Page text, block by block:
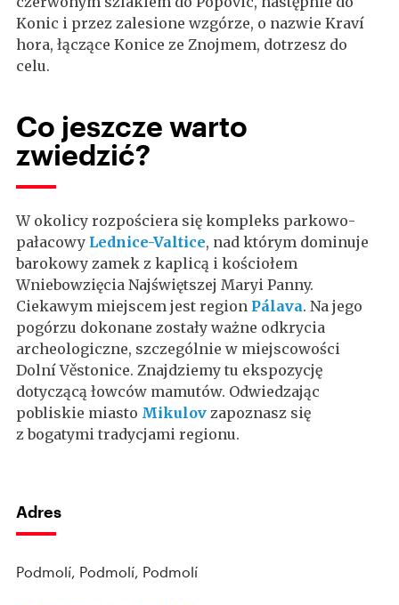
Konic i przez zalesione wzgórze, o nazwie Kraví
hora, łączące Konice ze Znojmem, dotrzesz do
celu.
Co jeszcze warto
zwiedzić?
W okolicy rozpościera się kompleks parkowo-
pałacowy Lednice-Valtice, nad którym dominuje
barokowy zamek z kaplicą i kościołem
Wniebowzięcia Najświętszej Maryi Panny.
Ciekawym miejscem jest region Pálava. Na jego
pogórzu dokonane zostały ważne odkrycia
archeologiczne, szczególnie w miejscowości
Dolní Věstonice. Znajdziemy tu ekspozycję
dotyczącą łowców mamutów. Odwiedzając
pobliskie miasto Mikulov zapoznasz się
z bogatymi tradycjami regionu.
Adres
Podmolí, Podmolí, Podmolí